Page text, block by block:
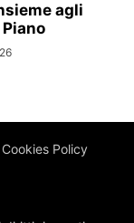
agli
Policy